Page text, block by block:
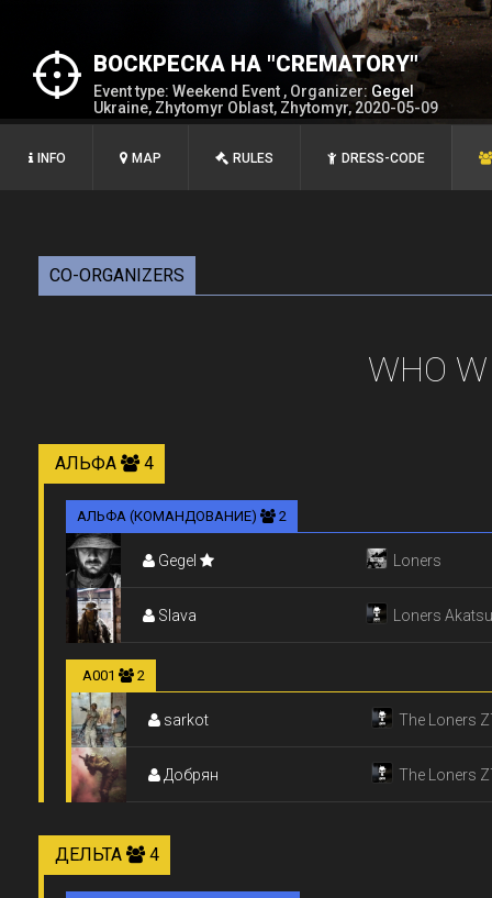
ВОСКРЕСКА НА "CREMATORY"
Event type: Weekend Event , Organizer: Gegel
Ukraine, Zhytomyr Oblast, Zhytomyr, 2020-05-09
INFO MAP RULES DRESS-CODE
CO-ORGANIZERS
WHO
АЛЬФА 4
АЛЬФА (КОМАНДОВАНИЕ) 2
Gegel Loners
Slava Loners
А001 2
sarkot The Loners
(Житомир)
Добрян The Loners
ДЕЛЬТА 4